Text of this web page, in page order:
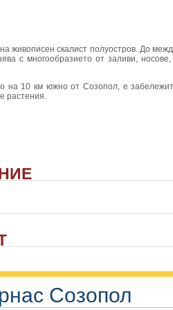
живописен скалист полуостров. До
с многообразието от заливи,
на 10 км южно от Созопол, е
растения.
Созопол